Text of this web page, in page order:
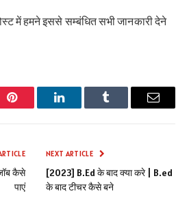
में हमने इससे सम्बंधित सभी जानकारी देने
Pinterest LinkedInTumblr Email
कैसे
पाएं
NEXT ARTICLE
[2023] B.Ed के बाद क्या करे | B.ed
के बाद टीचर कैसे बने